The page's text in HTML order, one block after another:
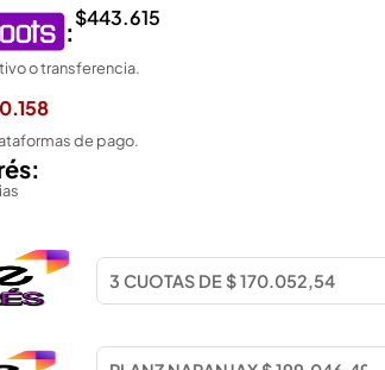
:$443.615
o transferencia.
de pago.